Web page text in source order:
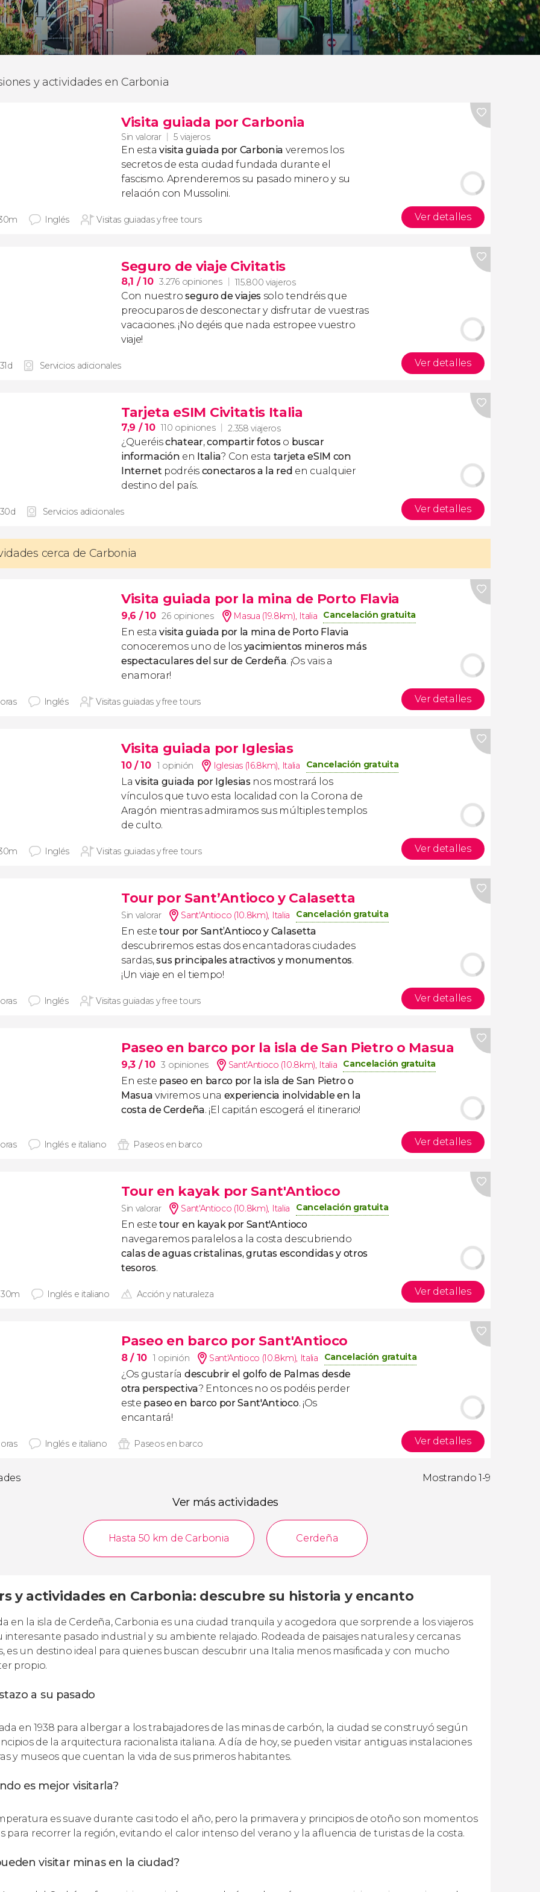
y actividades en Carbonia
Visita guiada por Carbonia
Sin valorar 5 viajeros
En esta visita guiada por Carbonia veremos los
secretos de esta ciudad fundada durante el
fascismo. Aprenderemos su pasado minero y su
relación con Mussolini.
Inglés Visitas guiadas y free tours Ver detalles
Seguro de viaje Civitatis
8,1 / 10 3.276 opiniones 115.800 viajeros
Con nuestroseguro de viajes solo tendréis que
preocuparos de desconectar y disfrutar de vuestras
vacaciones. ¡No dejéis que nada estropee vuestro
viaje!
Servicios adicionales Ver detalles
Tarjeta eSIM Civitatis Italia
7,9 / 10 110 opiniones 2.358 viajeros
¿Queréischatear,compartir fotoso buscar
información en Italia? Con esta tarjeta eSIM con
Internet podréis conectaros a la red en cualquier
destino del país.
Servicios adicionales Ver detalles
cerca de Carbonia
Visita guiada por la mina de Porto Flavia
9,6 / 10 26 opiniones Masua (19.8km), Italia Cancelación gratuita
En estavisita guiada por la mina de Porto Flavia
conoceremos uno de los yacimientos mineros más
espectaculares del sur de Cerdeña. ¡Os vais a
enamorar!
Inglés Visitas guiadas y free tours Ver detalles
Visita guiada por Iglesias
10/ 10 1 opinión Iglesias (16.8km), Italia Cancelación gratuita
Lavisita guiada por Iglesiasnos mostrará los
vínculos que tuvo esta localidad con la Corona de
Aragón mientras admiramos sus múltiples templos
de culto.
Inglés Visitas guiadas y free tours Ver detalles
Tour por Sant’Antioco y Calasetta
Sin valorar Sant'Antioco (10.8km), Italia Cancelación gratuita
En este tour por Sant’Antioco y Calasetta
descubriremos estas dos encantadoras ciudades
sardas,sus principales atractivos y monumentos.
¡Un viaje en el tiempo!
Inglés Visitas guiadas y free tours Ver detalles
Paseo en barco por la isla de San Pietro o Masua
9,3 / 10 3 opiniones Sant'Antioco (10.8km), Italia Cancelación gratuita
En este paseo en barco por la isla de San Pietro o
Masuaviviremos una experiencia inolvidable en la
costa de Cerdeña. ¡El capitán escogerá el itinerario!
Inglés e italiano Paseos en barco Ver detalles
Tour en kayak por Sant'Antioco
Sin valorar Sant'Antioco (10.8km), Italia Cancelación gratuita
En este tour en kayak por Sant'Antioco
navegaremos paralelos a la costa descubriendo
calas de aguas cristalinas, grutas escondidas y otros
tesoros.
Inglés e italiano Acción y naturaleza Ver detalles
Paseo en barco por Sant'Antioco
8/ 10 1 opinión Sant'Antioco (10.8km), Italia Cancelación gratuita
¿Os gustaría descubrir el golfo de Palmas desde
otra perspectiva? Entonces no os podéis perder
este paseo en barco por Sant'Antioco. ¡Os
encantará!
Inglés e italiano Paseos en barco Ver detalles
Mostrando 1-9
Ver más actividades
Hasta 50 km de Carbonia Cerdeña
y actividades en Carbonia: descubre su historia y encanto
en la isla de Cerdeña, Carbonia es una ciudad tranquila y acogedora que sorprende a los viajeros
interesante pasado industrial y su ambiente relajado. Rodeada de paisajes naturales y cercanas
es un destino ideal para quienes buscan descubrir una Italia menos masificada y con mucho
propio.
a su pasado
en 1938 para albergar a los trabajadores de las minas de carbón, la ciudad se construyó según
de la arquitectura racionalista italiana. A día de hoy, se pueden visitar antiguas instalaciones
y museos que cuentan la vida de sus primeros habitantes.
es mejor visitarla?
es suave durante casi todo el año, pero la primavera y principios de otoño son momentos
para recorrer la región, evitando el calor intenso del verano y la afluencia de turistas de la costa.
visitar minas en la ciudad?